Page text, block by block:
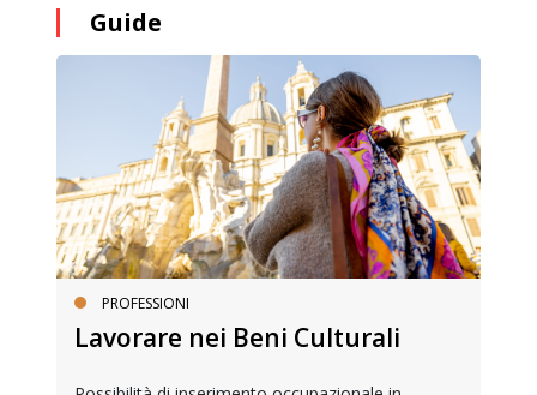
Guide
PROFESSIONI
Lavorare nei Beni Culturali